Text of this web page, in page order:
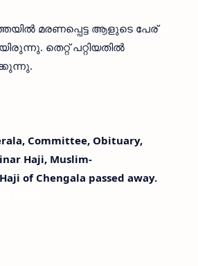
മരണപ്പെട്ട ആളുടെ പേര്
തെറ്റ് പറ്റിയതില്‍
Committee, Obituary,
Haji, Muslim-
of Chengala passed away.